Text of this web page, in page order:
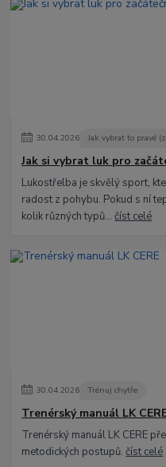
30.04.2026 Jak vybrat to pravé
Jak si vybrat luk pro
Lukostřelba je skvělý sport,
radost z pohybu. Pokud s ní
kolik různých typů...číst celé
30.04.2026 Trénuj chytře
Trenérský manuál LK
Trenérský manuál LK CERE
metodických postupů.číst celé